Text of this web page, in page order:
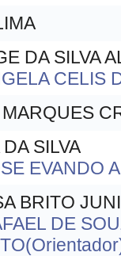
DA SILVA
CELIS
SILVA
EVANDO
BRITO
DE